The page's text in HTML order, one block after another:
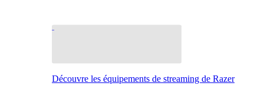
Découvre les équipements de streaming de Razer